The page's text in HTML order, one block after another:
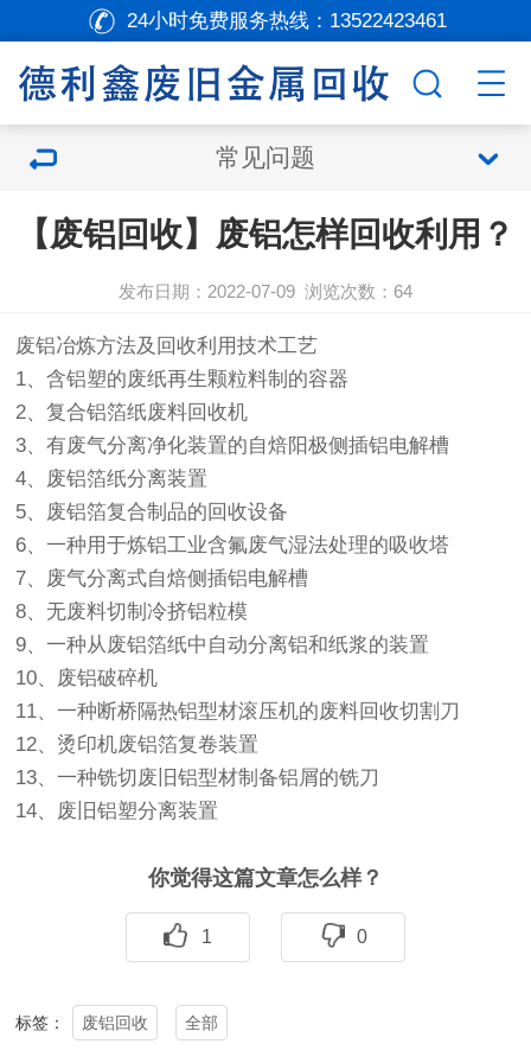
24小时免费服务热线： 13522423461
常见问题
【废铝回收】废铝怎样回收利用？
发布日期：2022-07-09 浏览次数： 64
废铝冶炼方法及回收利用技术工艺
1、含铝塑的废纸再生颗粒料制的容器
2、复合铝箔纸废料回收机
3、有废气分离净化装置的自焙阳极侧插铝电解槽
4、废铝箔纸分离装置
5、废铝箔复合制品的回收设备
6、一种用于炼铝工业含氟废气湿法处理的吸收塔
7、废气分离式自焙侧插铝电解槽
8、无废料切制冷挤铝粒模
9、一种从废铝箔纸中自动分离铝和纸浆的装置
10、废铝破碎机
11、一种断桥隔热铝型材滚压机的废料回收切割刀
12、烫印机废铝箔复卷装置
13、一种铣切废旧铝型材制备铝屑的铣刀
14、废旧铝塑分离装置
你觉得这篇文章怎么样？
1 0
标签： 废铝回收 全部